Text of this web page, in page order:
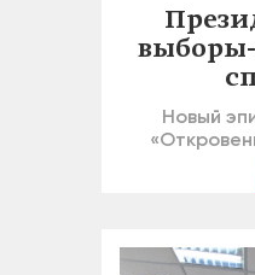
выборы-
Новый